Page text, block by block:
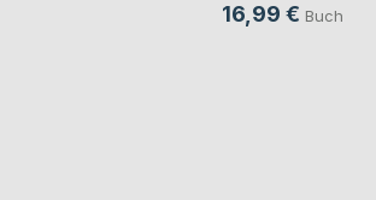
16,99 € Buch